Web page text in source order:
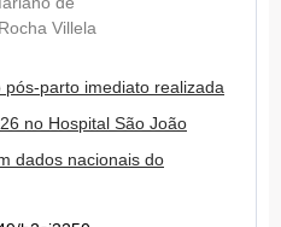
Villela
parto imediato realizada
no Hospital São João
dados nacionais do